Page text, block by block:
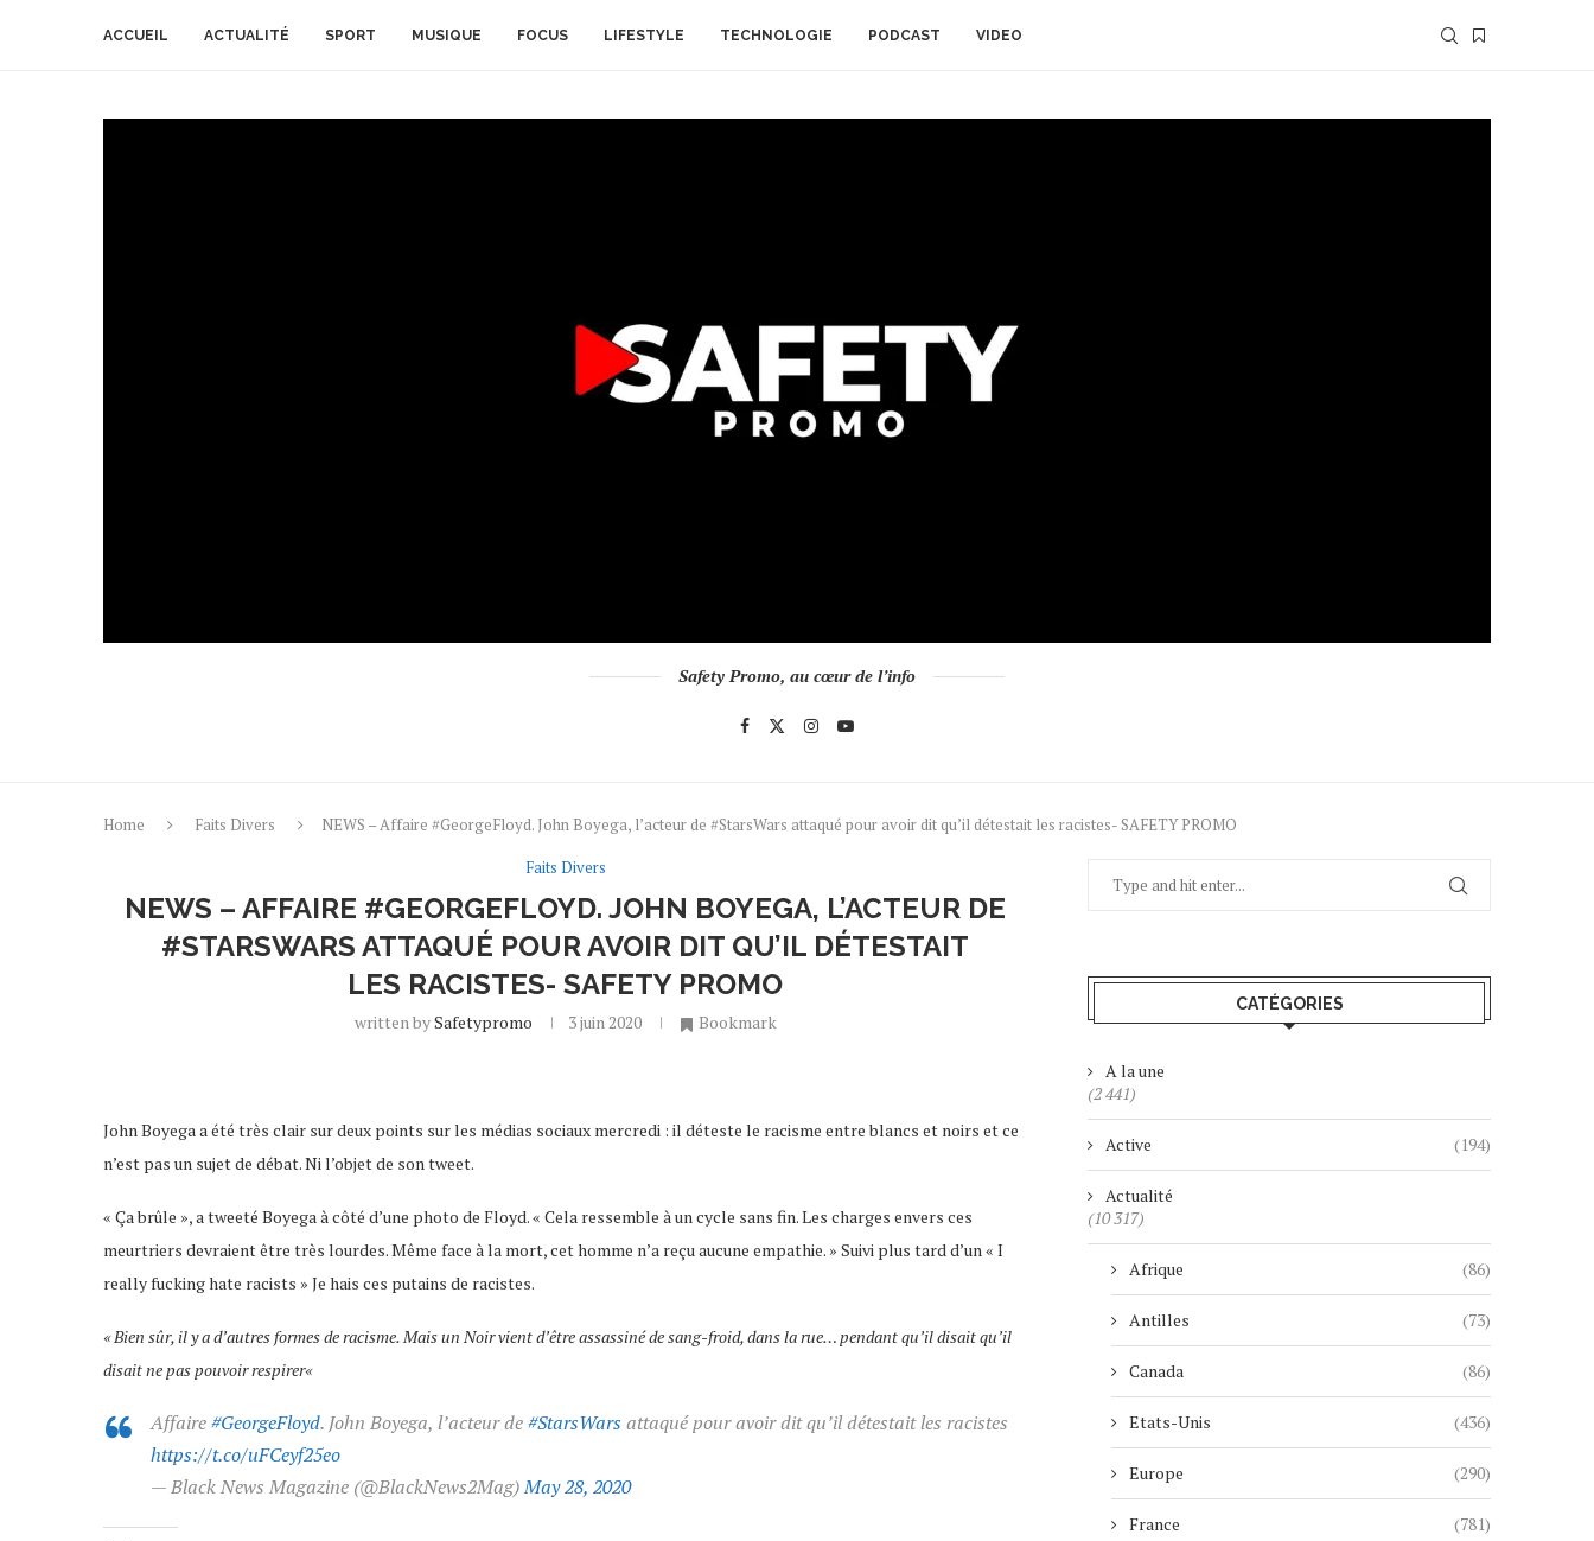
ACCUEIL ACTUALITÉ SPORT MUSIQUE FOCUS LIFESTYLE TECHNOLOGIE PODCAST VIDEO
Safety Promo, au cœur de l’info
Home Faits Divers
NEWS – Affaire #GeorgeFloyd. John Boyega, l’acteur de #StarsWars attaqué pour avoir dit qu’il détestait les racistes- SAFETY PROMO
Faits Divers
NEWS – AFFAIRE #GEORGEFLOYD. JOHN BOYEGA, L’ACTEUR DE
#STARSWARS ATTAQUÉ POUR AVOIR DIT QU’IL DÉTESTAIT
LES RACISTES- SAFETY PROMO
written bySafetypromo 3 juin 2020 Bookmark
John Boyega a été très clair sur deux points sur les médias sociaux mercredi : il déteste le racisme entre blancs et noirs et ce
n’est pas un sujet de débat. Ni l’objet de son tweet.
« Ça brûle », a tweeté Boyega à côté d’une photo de Floyd. « Cela ressemble à un cycle sans fin. Les charges envers ces
meurtriers devraient être très lourdes. Même face à la mort, cet homme n’a reçu aucune empathie. » Suivi plus tard d’un « I
really fucking hate racists » Je hais ces putains de racistes.
« Bien sûr, il y a d’autres formes de racisme. Mais un Noir vient d’être assassiné de sang-froid, dans la rue… pendant qu’il disait qu’il
disait ne pas pouvoir respirer«
Affaire#GeorgeFloyd. John Boyega, l’acteur de#StarsWars attaqué pour avoir dit qu’il détestait les racistes
https://t.co/uFCeyf25eo
— Black News Magazine (@BlackNews2Mag)May 28, 2020
CATÉGORIES
A la une
(2 441)
Active (194)
Actualité
(10 317)
Afrique (86)
Antilles (73)
Canada (86)
Etats-Unis (436)
Europe (290)
France (781)